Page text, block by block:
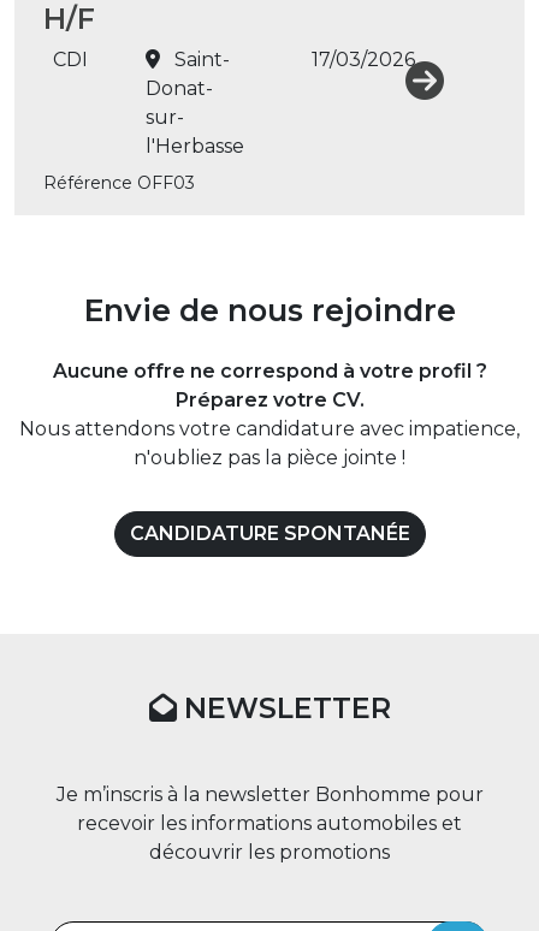
H/F
CDI
Saint-
Donat-
sur-
l'Herbasse
17/03/2026
Référence OFF03
Envie de nous rejoindre
Aucune offre ne correspond à votre profil ?
Préparez votre CV.
Nous attendons votre candidature avec impatience,
n'oubliez pas la pièce jointe !
CANDIDATURE SPONTANÉE
NEWSLETTER
Je m’inscris à la newsletter Bonhomme pour
recevoir les informations automobiles et
découvrir les promotions